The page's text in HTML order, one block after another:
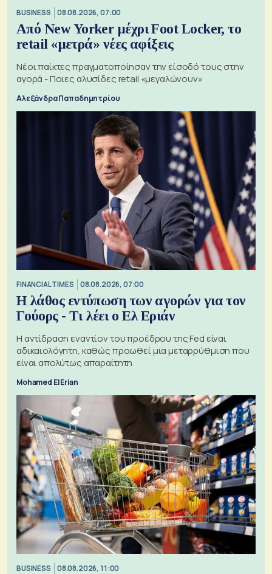
BUSINESS 08.08.2026, 07:00
Από New Yorker μέχρι Foot Locker, το
retail «μετρά» νέες αφίξεις
Νέοι παίκτες πραγματοποίησαν την είσοδό τους στην
αγορά - Ποιες αλυσίδες retail «μεγαλώνουν»
Αλεξάνδρα Παπαδημητρίου
FINANCIAL TIMES 08.08.2026, 07:00
Η λάθος εντύπωση των αγορών για τον
Γούορς - Τι λέει ο Ελ Εριάν
Η αντίδραση εναντίον του προέδρου της Fed είναι
αδικαιολόγητη, καθώς προωθεί μια μεταρρύθμιση που
είναι απολύτως απαραίτητη
Mohamed El Erian
BUSINESS 08.08.2026, 11:00